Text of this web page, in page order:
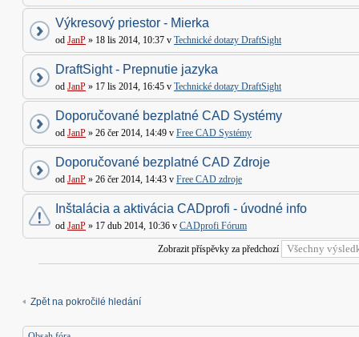
Výkresový priestor - Mierka
od JanP » 18 lis 2014, 10:37 v Technické dotazy DraftSight
DraftSight - Prepnutie jazyka
od JanP » 17 lis 2014, 16:45 v Technické dotazy DraftSight
Doporučované bezplatné CAD Systémy
od JanP » 26 čer 2014, 14:49 v Free CAD Systémy
Doporučované bezplatné CAD Zdroje
od JanP » 26 čer 2014, 14:43 v Free CAD zdroje
Inštalácia a aktivácia CADprofi - úvodné info
od JanP » 17 dub 2014, 10:36 v CADprofi Fórum
Zobrazit příspěvky za předchozí
Zpět na pokročilé hledání